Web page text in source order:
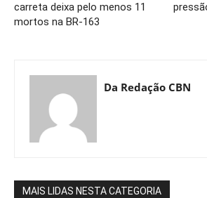
carreta deixa pelo menos 11
mortos na BR-163
Da Redação CBN
MAIS LIDAS NESTA CATEGORIA